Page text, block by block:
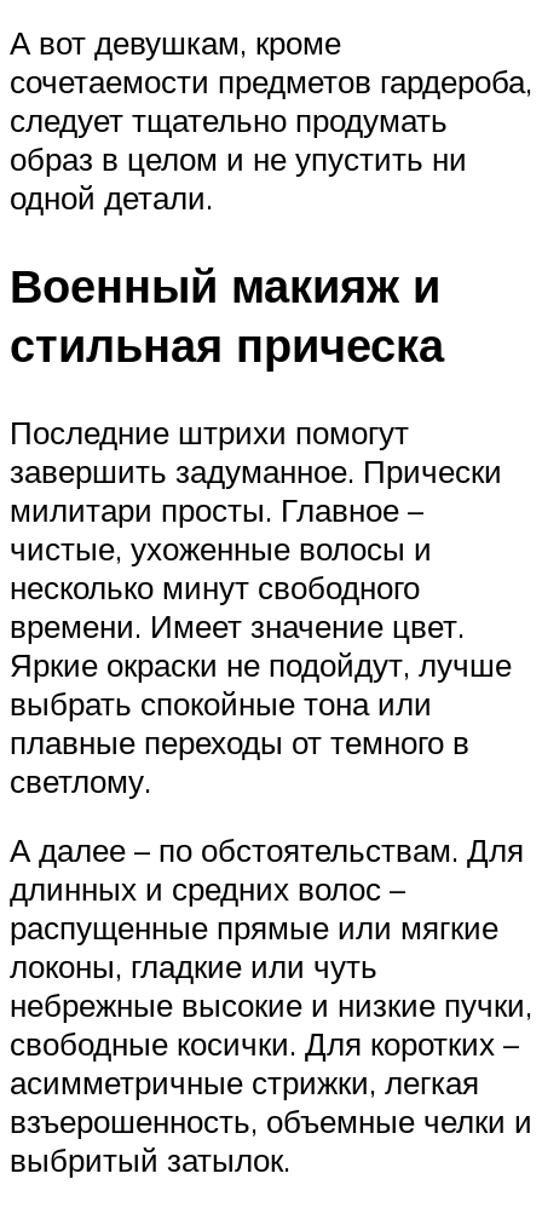
А вот девушкам, кроме
сочетаемости предметов гардероба,
следует тщательно продумать
образ в целом и не упустить ни
одной детали.
Военный макияж и
стильная прическа
Последние штрихи помогут
завершить задуманное. Прически
милитари просты. Главное –
чистые, ухоженные волосы и
несколько минут свободного
времени. Имеет значение цвет.
Яркие окраски не подойдут, лучше
выбрать спокойные тона или
плавные переходы от темного в
светлому.
А далее – по обстоятельствам. Для
длинных и средних волос –
распущенные прямые или мягкие
локоны, гладкие или чуть
небрежные высокие и низкие пучки,
свободные косички. Для коротких –
асимметричные стрижки, легкая
взъерошенность, объемные челки и
выбритый затылок.